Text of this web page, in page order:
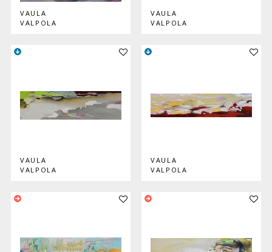
VAULA
VALPOLA
VAULA
VALPOLA
Lisää teos kokoelmaan
VAULA
VALPOLA
Lisää
VAULA
VALPOLA
Lisää teos kokoelmaan Lisää